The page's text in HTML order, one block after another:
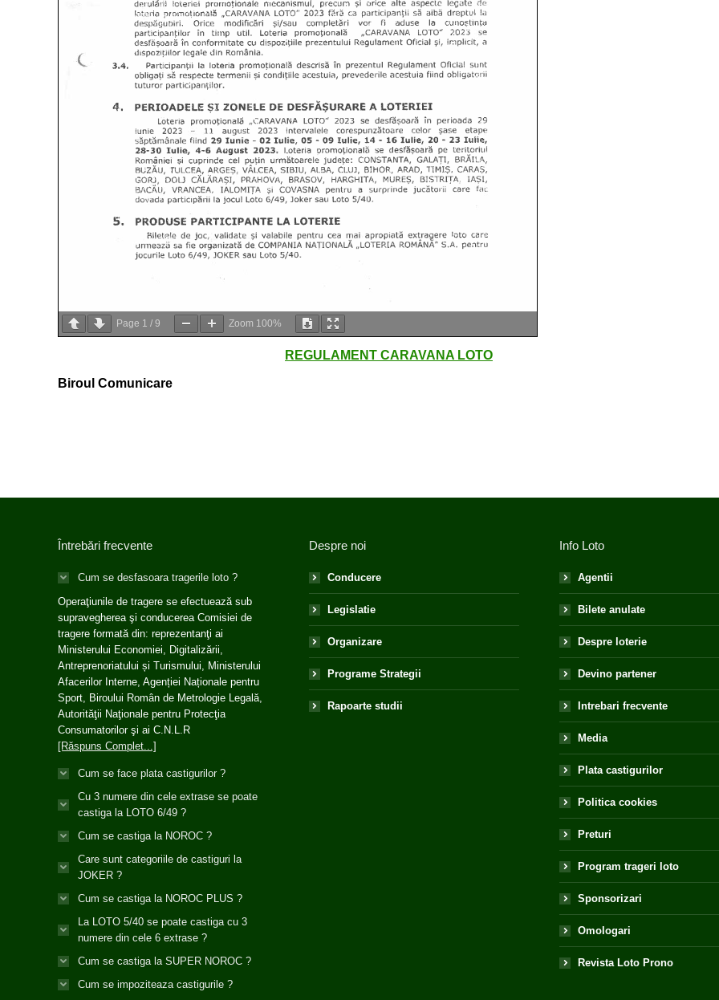
Page 1 / 9 Zoom 100%
REGULAMENT CARAVANA LOTO
Biroul Comunicare
Întrebări frecvente
Cum se desfasoara tragerile loto ?
Operaţiunile de tragere se efectuează sub
supravegherea şi conducerea Comisiei de
tragere formată din: reprezentanţi ai
Ministerului Economiei, Digitalizării,
Antreprenoriatului și Turismului, Ministerului
Afacerilor Interne, Agenției Naționale pentru
Sport, Biroului Român de Metrologie Legală,
Autorităţii Naţionale pentru Protecţia
Consumatorilor şi ai C.N.L.R
[Răspuns Complet...]
Cum se face plata castigurilor ?
Cu 3 numere din cele extrase se poate
castiga la LOTO 6/49 ?
Cum se castiga la NOROC ?
Care sunt categoriile de castiguri la
JOKER ?
Cum se castiga la NOROC PLUS ?
La LOTO 5/40 se poate castiga cu 3
numere din cele 6 extrase ?
Cum se castiga la SUPER NOROC ?
Cum se impoziteaza castigurile ?
Despre noi
Conducere
Legislatie
Organizare
Programe Strategii
Rapoarte studii
Info Loto
Agentii
Bilete anulate
Despre loterie
Devino partener
Intrebari frecvente
Media
Plata castigurilor
Politica cookies
Preturi
Program trageri loto
Sponsorizari
Omologari
Revista Loto Prono